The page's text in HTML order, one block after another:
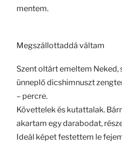
mentem.
Megszállottaddá váltam
Szent oltárt emeltem Neked,
ünneplő dicshimnuszt
– percre.
Követtelek és kutattalak.
akartam egy darabodat,
Ideál képet festettem le